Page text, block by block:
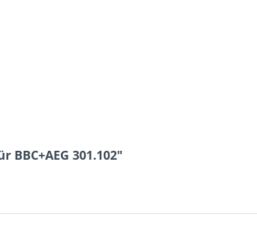
301.102"